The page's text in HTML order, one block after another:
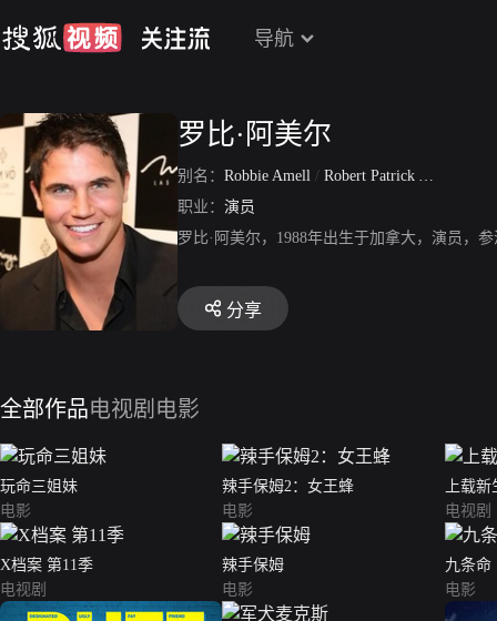
导航
罗比·阿美尔
别名： Robbie Amell / Robert Patrick Amell
职业： 演员
罗比·阿美尔，1988年出生于加拿大，演员，
分享
全部作品电视剧 电影
玩命三姐妹
电影
辣手保姆2：女王蜂
电影
上载新
电视剧
X档案 第11季
电视剧
辣手保姆
电影
九条命
电影